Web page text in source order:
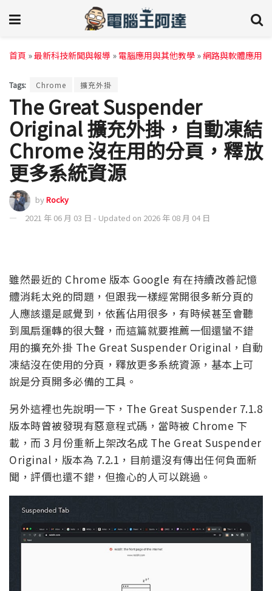
首頁 »最新科技新聞與報導 » 電腦應用與其他教學 »網路與軟體應用
Tags: Chrome 擴充外掛
The Great Suspender
Original 擴充外掛，自動凍結
Chrome 沒在用的分頁，釋放
更多系統資源
byRocky
2021 年 06 月 03 日 - Updated on 2026 年 08 月 04 日
雖然最近的 Chrome 版本 Google 有在持續改善記憶
體消耗太兇的問題，但跟我一樣經常開很多新分頁的
人應該還是感覺到，依舊佔用很多，有時候甚至會聽
到風扇運轉的很大聲，而這篇就要推薦一個還蠻不錯
用的擴充外掛 The Great Suspender Original，自動
凍結沒在使用的分頁，釋放更多系統資源，基本上可
說是分頁開多必備的工具。
另外這裡也先說明一下，The Great Suspender 7.1.8
版本時曾被發現有惡意程式碼，當時被 Chrome 下
載，而 3 月份重新上架改名成 The Great Suspender
Original，版本為 7.2.1，目前還沒有傳出任何負面新
聞，評價也還不錯，但擔心的人可以跳過。